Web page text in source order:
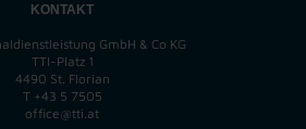
KONTAKT
GmbH & Co KG
TTI-Platz 1
4490 St. Florian
T +43 5 7505
office@tti.at